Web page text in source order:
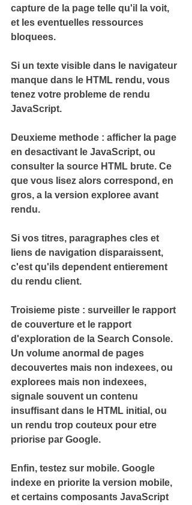
capture de la page telle qu'il la voit,
et les eventuelles ressources
bloquees.
Si un texte visible dans le navigateur
manque dans le HTML rendu, vous
tenez votre probleme de rendu
JavaScript.
Deuxieme methode : afficher la page
en desactivant le JavaScript, ou
consulter la source HTML brute. Ce
que vous lisez alors correspond, en
gros, a la version exploree avant
rendu.
Si vos titres, paragraphes cles et
liens de navigation disparaissent,
c'est qu'ils dependent entierement
du rendu client.
Troisieme piste : surveiller le rapport
de couverture et le rapport
d'exploration de la Search Console.
Un volume anormal de pages
decouvertes mais non indexees, ou
explorees mais non indexees,
signale souvent un contenu
insuffisant dans le HTML initial, ou
un rendu trop couteux pour etre
priorise par Google.
Enfin, testez sur mobile. Google
indexe en priorite la version mobile,
et certains composants JavaScript